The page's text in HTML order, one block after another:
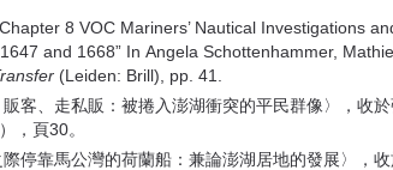
8 VOC Mariners’ Nautical Investigations
and 1668” In Angela Schottenhammer,
(Leiden: Brill), pp. 41.
客、走私販：被捲入澎湖衝突的平民群像〉，收
，頁30。
停靠馬公灣的荷蘭船：兼論澎湖居地的發展〉，